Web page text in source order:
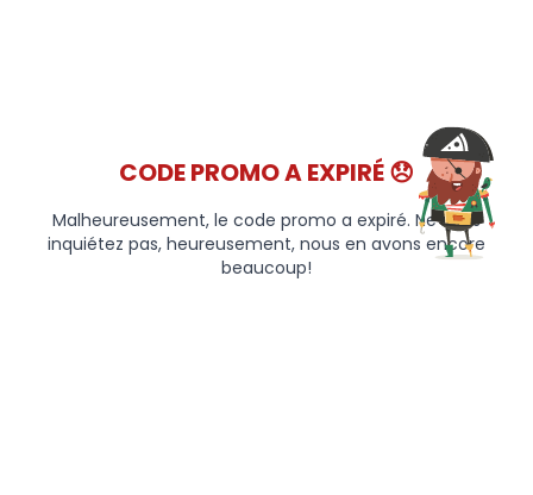
CODE PROMO A EXPIRÉ 😞
Malheureusement, le code promo a expiré. Ne vous
inquiétez pas, heureusement, nous en avons encore
beaucoup!